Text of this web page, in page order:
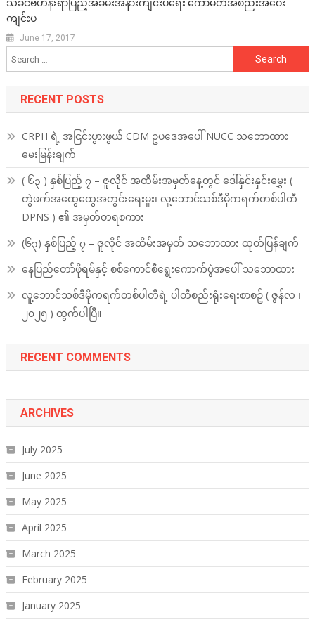
သခင်ဗဟိန်းရာပြည့်အခမ်းအနားကျင်းပရေး ကော်မတီအစည်းအဝေး
ကျင်းပ
June 17, 2017
Search
for:
RECENT POSTS
CRPH ရဲ့ အငြင်းပွားဖွယ် CDM ဥပဒေအပေါ် NUCC သဘောထား
မေးမြန်းချက်
( ၆၃ ) နှစ်ပြည့် ၇ – ဇူလိုင် အထိမ်းအမှတ်နေ့တွင် ဒေါ်နှင်းနှင်းမွှေး (
တွဲဖက်အထွေထွေအတွင်းရေးမှူး၊ လူ့ဘောင်သစ်ဒီမိုကရက်တစ်ပါတီ –
DPNS ) ၏ အမှတ်တရစကား
(၆၃) နှစ်ပြည့် ၇ – ဇူလိုင် အထိမ်းအမှတ် သဘောထား ထုတ်ပြန်ချက်
နေပြည်တော်ဖိုရမ်နှင့် စစ်ကောင်စီရွေးကောက်ပွဲအပေါ် သဘောထား
လူ့ဘောင်သစ်ဒီမိုကရက်တစ်ပါတီရဲ့ ပါတီစည်းရုံးရေးစာစဥ် ( ဇွန်လ ၊
၂၀၂၅ ) ထွက်ပါပြီ။
RECENT COMMENTS
ARCHIVES
July 2025
June 2025
May 2025
April 2025
March 2025
February 2025
January 2025